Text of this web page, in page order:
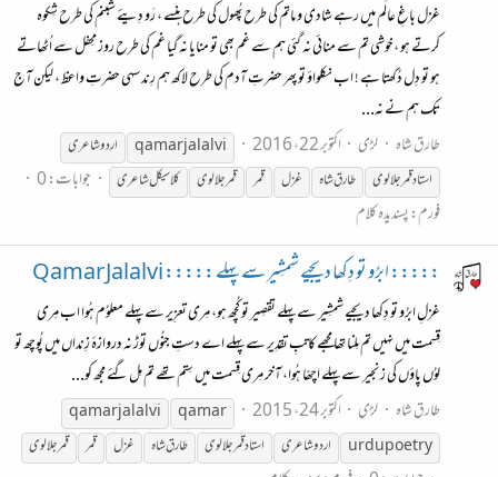
غزل باغِ عالَم میں رہے شادی و ماتم کی طرح پُھول کی طرح ہنسے ، رَو دِیئے شبنم کی طرح شِکوہ
کرتے ہو ،خوشی تم سے منائی نہ گئی ہم سے غم بھی تو منایا نہ گیا غم کی طرح روز محِفل سے اُٹھاتے
ہو تو دِل دُکھتا ہے ! اب نکلواؤ تو پھر حضرتِ آدم کی طرح لاکھ ہم رِند سہی حضرتِ واعظ ، لیکن آج
تک ہم نے نہ...
طارق شاہ
لڑی اکتوبر 22، 2016 qamarjalalvi
اردو شاعری
استاد قمر جلالوی
طارق شاہ غزل قمر قمر جلالوی کلاسیکل شاعری
جوابات: 0
فورم:پسندیدہ کلام
::::: ابرُو تو دِکھا دیجیے شمشِیر سے پہلے ::::: Qamar Jalalvi
غزلِ ابرُو تو دِکھا دیجیے شمشِیر سے پہلے تقصِیر تو کُچھ ہو، مِری تعزِیر سے پہلے معلوُم ہُوا اب مِری
قِسمت میں نہیں تم مِلنا تھا مجھے کاتبِ تقدِیر سے پہلے اے دستِ جنُوں توڑ نہ دروازۂ زِنداں میں پُوچھ تو
لوُں پاؤں کی زنجیر سے پہلے اچھّا ہُوا، آخر مِری قِسمت میں سِتم تھے تم مِل گئے مجھ کو...
طارق شاہ
لڑی اکتوبر 24، 2015 qamar
qamarjalalvi
urdupoetry
اردو شاعری استاد قمرجلالوی طارق شاہ غزل قمر قمرجلالوی